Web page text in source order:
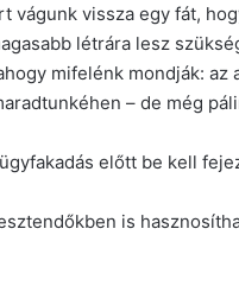
vágunk vissza egy fát,
létrára lesz
mifelénk mondják: az
– de még
előtt be kell
is